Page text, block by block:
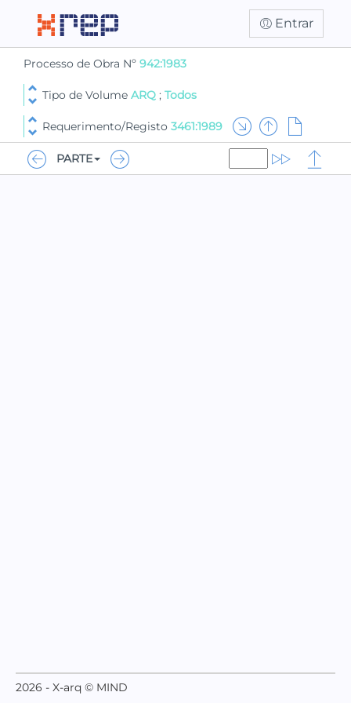
Entrar
Processo de Obra Nº 942:1983
Tipo de Volume ARQ ; Todos
Requerimento/Registo 3461:1989
PARTE
2026 - X-arq © MIND